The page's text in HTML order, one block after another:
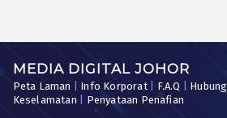
MEDIA DIGITAL JOHOR
Peta Laman Info Korporat| F.A.Q
Keselamatan
Penyataan Penafian